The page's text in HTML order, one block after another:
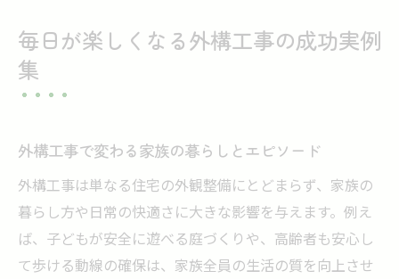
毎日が楽しくなる外構工事の成功実例
集
外構工事で変わる家族の暮らしとエピソード
外構工事は単なる住宅の外観整備にとどまらず、家族の
暮らし方や日常の快適さに大きな影響を与えます。例え
ば、子どもが安全に遊べる庭づくりや、高齢者も安心し
て歩ける動線の確保は、家族全員の生活の質を向上させ